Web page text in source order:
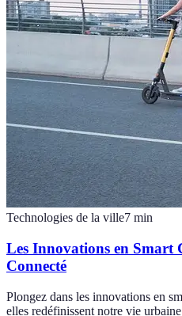
Technologies de la ville7 min
Les Innovations en Smart
Connecté
Plongez dans les innovations en
elles redéfinissent notre vie